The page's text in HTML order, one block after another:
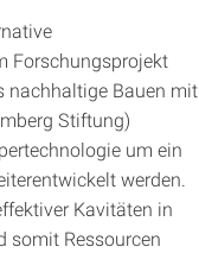
Forschungsprojekt
nachhaltige Bauen mit
Stiftung)
um ein
werden.
Kavitäten in
somit Ressourcen